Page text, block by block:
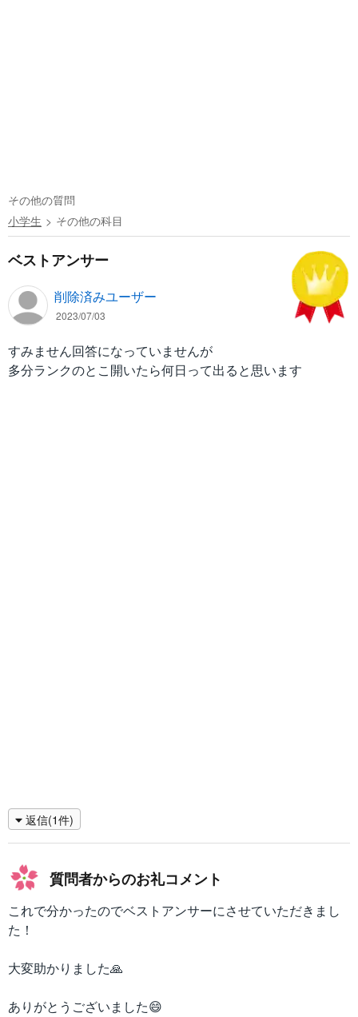
その他の質問
小学生
その他の科目
ベストアンサー
削除済みユーザー
2023/07/03
すみません回答になっていませんが
多分ランクのとこ開いたら何日って出ると思います
返信(1件)
質問者からのお礼コメント
これで分かったのでベストアンサーにさせていただきまし
た！
大変助かりました🙏
ありがとうございました😄